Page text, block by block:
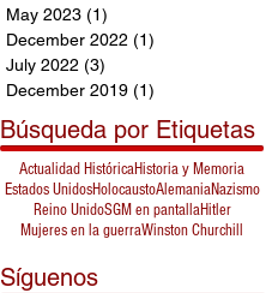
May 2023 (1)
December 2022 (1)
July 2022 (3)
December 2019 (1)
Búsqueda por Etiquetas
Actualidad HistóricaHistoria y Memoria
Estados UnidosHolocaustoAlemaniaNazismo
Reino UnidoSGM en pantallaHitler
Mujeres en la guerraWinston Churchill
Síguenos